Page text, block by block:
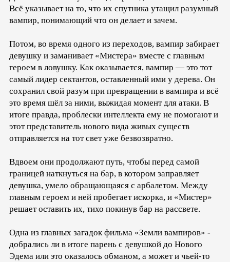
Всё указывает на то, что их спутника утащил разумный
вампир, понимающий что он делает и зачем.
Потом, во время одного из переходов, вампир забирает
девушку и заманивает «Мистера» вместе с главным
героем в ловушку. Как оказывается, вампир — это тот
самый лидер сектантов, оставленный ими у дерева. Он
сохранил свой разум при превращении в вампира и всё
это время шёл за ними, выжидая момент для атаки. В
итоге правда, проблески интеллекта ему не помогают и
этот представитель нового вида живых существ
отправляется на тот свет уже безвозвратно.
Вдвоем они продолжают путь, чтобы перед самой
границей наткнуться на бар, в котором заправляет
девушка, умело обращающаяся с арбалетом. Между
главным героем и ней пробегает искорка, и «Мистер»
решает оставить их, тихо покинув бар на рассвете.
Одна из главных загадок фильма «Земли вампиров» -
добрались ли в итоге парень с девушкой до Нового
Эдема или это оказалось обманом, а может и чьей-то